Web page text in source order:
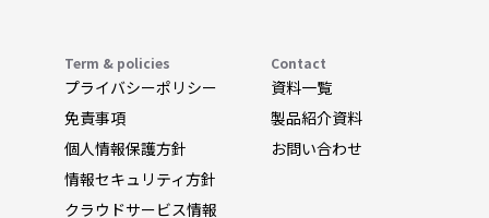
Term & policies
プライバシーポリシー
免責事項
個人情報保護方針
情報セキュリティ方針
クラウドサービス情報
Contact
資料一覧
製品紹介資料
お問い合わせ